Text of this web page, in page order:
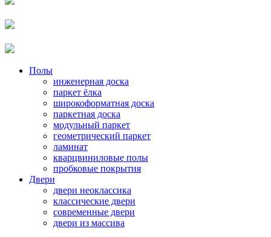
Полы
инженерная доска
паркет ёлка
широкоформатная доска
паркетная доска
модульный паркет
геометрический паркет
ламинат
кварцвиниловые полы
пробковые покрытия
Двери
двери неоклассика
классические двери
современные двери
двери из массива